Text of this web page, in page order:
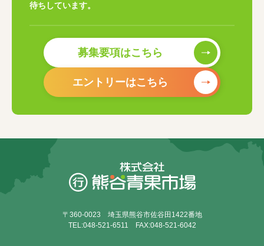
待ちしています。
募集要項はこちら
エントリーはこちら
〒360-0023 埼玉県熊谷市佐谷田1422番地
TEL:048-521-6511 FAX:048-521-6042